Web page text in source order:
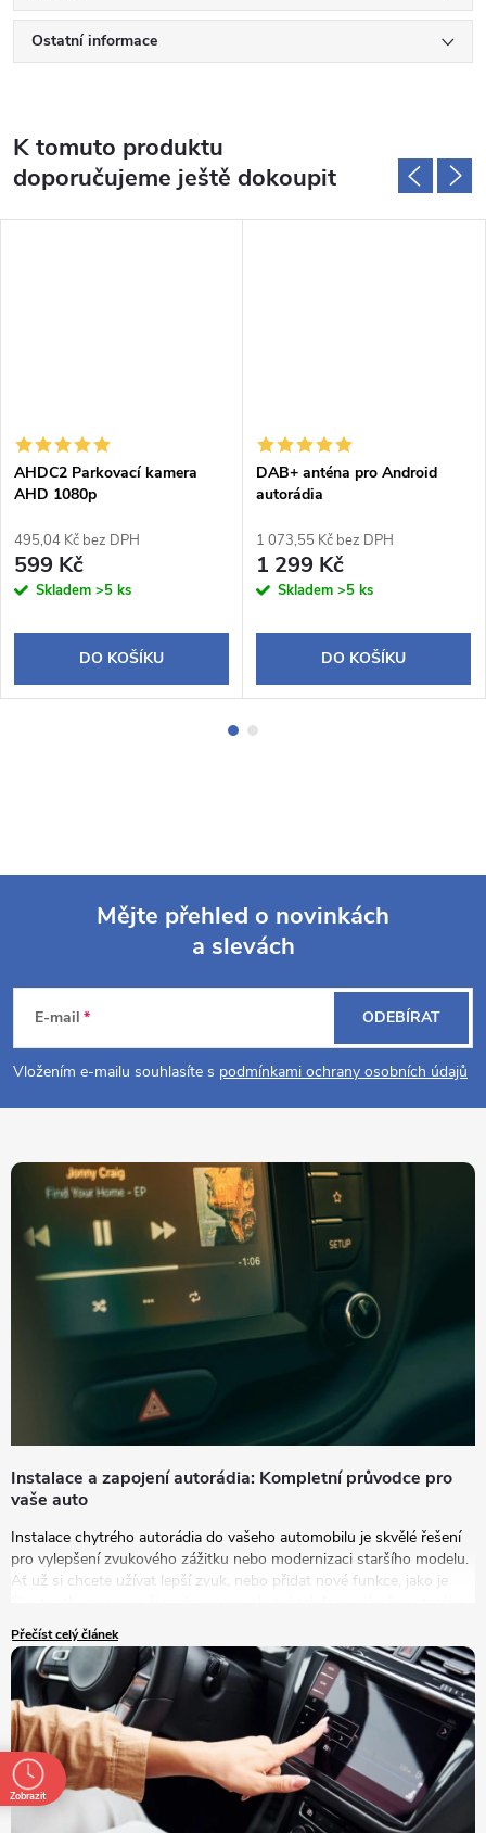
Ostatní informace
K tomuto produktu
doporučujeme ještě dokoupit
AHDC2 Parkovací kamera
AHD 1080p
495,04 Kč bez DPH
599 Kč
Skladem >5 ks
DO KOŠÍKU
DAB+ anténa pro Android
autorádia
1 073,55 Kč bez DPH
1 299 Kč
Skladem >5 ks
DO KOŠÍKU
p
a
t
Mějte přehled o novinkách
a slevách
E-mail
Vložením e-mailu souhlasíte s podmínkami ochrany osobních údajů
ODEBÍRAT
Instalace a zapojení autorádia: Kompletní průvodce pro
vaše auto
Instalace chytrého autorádia do vašeho automobilu je skvělé řešení
pro vylepšení zvukového zážitku nebo modernizaci staršího modelu.
Ať už si chcete užívat lepší zvuk, nebo přidat nové funkce, jako je
autorádia za nový model je tou správnou volbou.
Přečíst celý článek
Zobrazit